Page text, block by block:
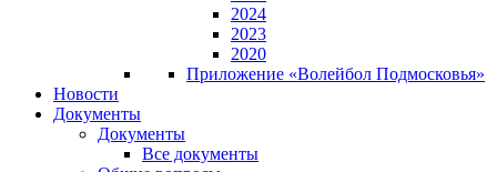
2024
2023
2020
Приложение «Волейбол Подмосковья»
Новости
Документы
Документы
Все документы